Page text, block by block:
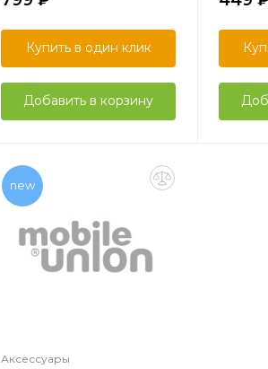
Купить в один клик
Добавить в корзину
new
Аксессуары